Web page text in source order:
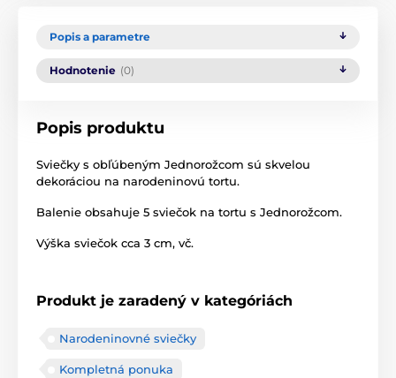
Popis a parametre
Hodnotenie (0)
Popis produktu
Sviečky s obľúbeným Jednorožcom sú skvelou
dekoráciou na narodeninovú tortu.
Balenie obsahuje 5 sviečok na tortu s Jednorožcom.
Výška sviečok cca 3 cm, vč.
Produkt je zaradený v kategóriách
Narodeninovné sviečky
Kompletná ponuka